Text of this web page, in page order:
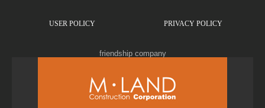
USER POLICY PRIVACY POLICY
friendship company